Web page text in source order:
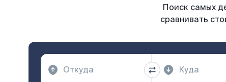
Поиск самых
сравнивать